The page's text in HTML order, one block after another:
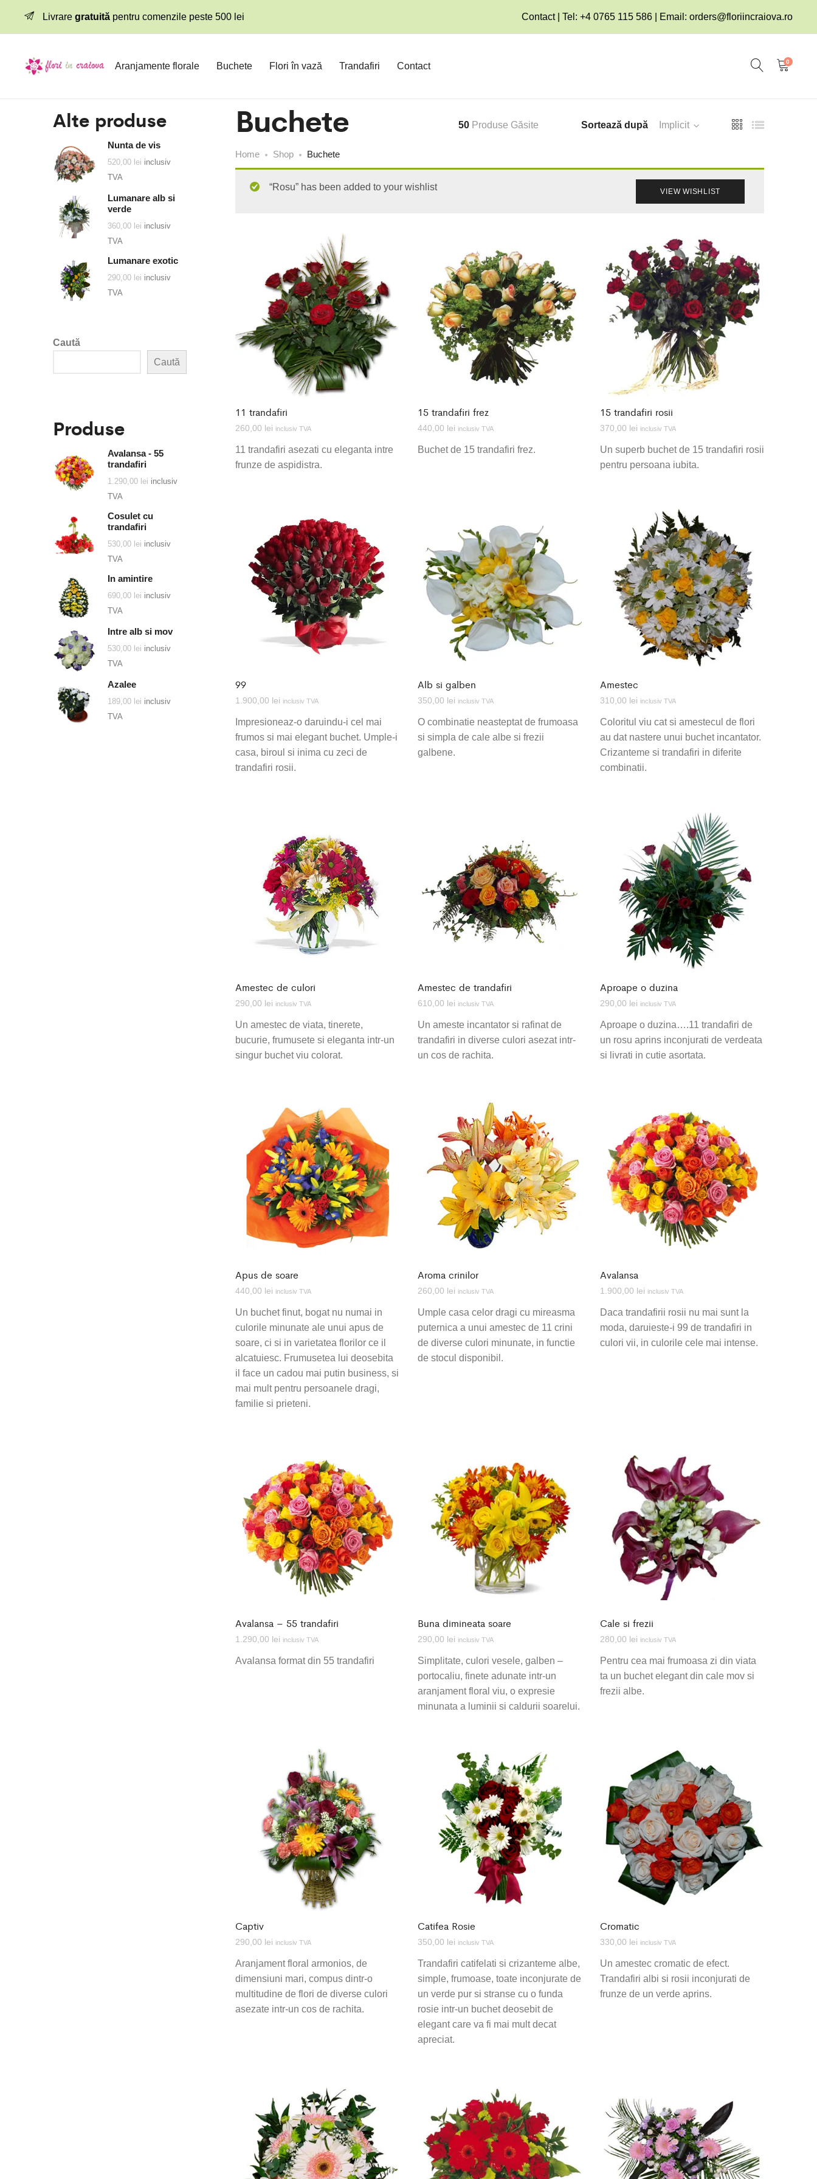
Livrare gratuită pentru comenzile peste 500 lei Contact | Tel: +4 0765 115 586 | Email: orders@floriincraiova.ro
Aranjamente florale Buchete Flori în vază Trandafiri Contact 0
Buchete
Home Shop Buchete
50 Produse Găsite Sortează după Implicit
VIEW WISHLIST
“Rosu” has been added to your wishlist
11 trandafiri
260,00 lei inclusiv TVA
11 trandafiri asezati cu eleganta intre
frunze de aspidistra.
15 trandafiri frez
440,00 lei inclusiv TVA
Buchet de 15 trandafiri frez.
15 trandafiri rosii
370,00 lei inclusiv TVA
Un superb buchet de 15 trandafiri rosii
pentru persoana iubita.
99
1.900,00 lei inclusiv TVA
Impresioneaz-o daruindu-i cel mai
frumos si mai elegant buchet. Umple-i
casa, biroul si inima cu zeci de
trandafiri rosii.
Alb si galben
350,00 lei inclusiv TVA
O combinatie neasteptat de frumoasa
si simpla de cale albe si frezii
galbene.
Amestec
310,00 lei inclusiv TVA
Coloritul viu cat si amestecul de flori
au dat nastere unui buchet incantator.
Crizanteme si trandafiri in diferite
combinatii.
Amestec de culori
290,00 lei inclusiv TVA
Un amestec de viata, tinerete,
bucurie, frumusete si eleganta intr-un
singur buchet viu colorat.
Amestec de trandafiri
610,00 lei inclusiv TVA
Un ameste incantator si rafinat de
trandafiri in diverse culori asezat intr-
un cos de rachita.
Aproape o duzina
290,00 lei inclusiv TVA
Aproape o duzina….11 trandafiri de
un rosu aprins inconjurati de verdeata
si livrati in cutie asortata.
Apus de soare
440,00 lei inclusiv TVA
Un buchet finut, bogat nu numai in
culorile minunate ale unui apus de
soare, ci si in varietatea florilor ce il
alcatuiesc. Frumusetea lui deosebita
il face un cadou mai putin business, si
mai mult pentru persoanele dragi,
familie si prieteni.
Aroma crinilor
260,00 lei inclusiv TVA
Umple casa celor dragi cu mireasma
puternica a unui amestec de 11 crini
de diverse culori minunate, in functie
de stocul disponibil.
Avalansa
1.900,00 lei inclusiv TVA
Daca trandafirii rosii nu mai sunt la
moda, daruieste-i 99 de trandafiri in
culori vii, in culorile cele mai intense.
Avalansa – 55 trandafiri
1.290,00 lei inclusiv TVA
Avalansa format din 55 trandafiri
Buna dimineata soare
290,00 lei inclusiv TVA
Simplitate, culori vesele, galben –
portocaliu, finete adunate intr-un
aranjament floral viu, o expresie
minunata a luminii si caldurii soarelui.
Cale si frezii
280,00 lei inclusiv TVA
Pentru cea mai frumoasa zi din viata
ta un buchet elegant din cale mov si
frezii albe.
Captiv
290,00 lei inclusiv TVA
Aranjament floral armonios, de
dimensiuni mari, compus dintr-o
multitudine de flori de diverse culori
asezate intr-un cos de rachita.
Catifea Rosie
350,00 lei inclusiv TVA
Trandafiri catifelati si crizanteme albe,
simple, frumoase, toate inconjurate de
un verde pur si stranse cu o funda
rosie intr-un buchet deosebit de
elegant care va fi mai mult decat
apreciat.
Cromatic
330,00 lei inclusiv TVA
Un amestec cromatic de efect.
Trandafiri albi si rosii inconjurati de
frunze de un verde aprins.
Alte produse
Nunta de vis
520,00 lei inclusiv
TVA
Lumanare alb si
verde
360,00 lei inclusiv
TVA
Lumanare exotic
290,00 lei inclusiv
TVA
Caută
Caută
Produse
Avalansa - 55
trandafiri
1.290,00 lei inclusiv
TVA
Cosulet cu
trandafiri
530,00 lei inclusiv
TVA
In amintire
690,00 lei inclusiv
TVA
Intre alb si mov
530,00 lei inclusiv
TVA
Azalee
189,00 lei inclusiv
TVA